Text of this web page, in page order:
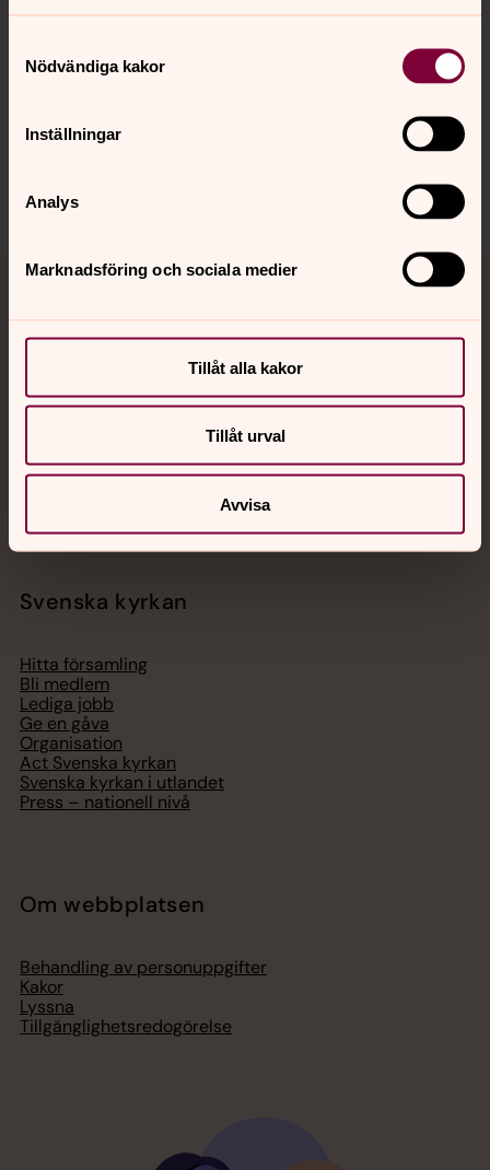
Nödvändiga kakor
Inställningar
Analys
Marknadsföring och sociala medier
Tillåt alla kakor
Tillåt urval
Avvisa
Sociala kanaler
med en präst på kvällar och nätter.
Digitalt brev
Svenska kyrkan
Hitta församling
Bli medlem
Lediga jobb
Ge en gåva
Organisation
Act Svenska kyrkan
Svenska kyrkan i utlandet
Press – nationell nivå
Om webbplatsen
Behandling av personuppgifter
Kakor
Lyssna
Tillgänglighetsredogörelse